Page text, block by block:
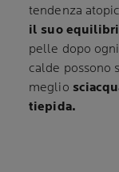
tendenza
il suo
pelle dopo
calde possono
meglio
tiepida.